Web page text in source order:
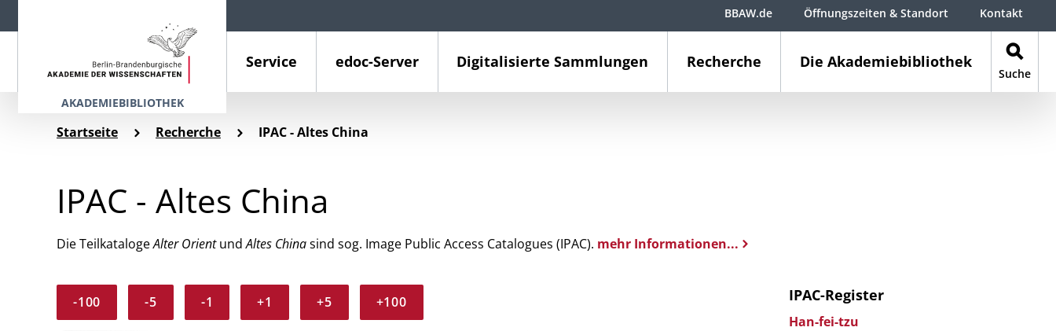
AKADEMIEBIBLIOTHEK
Service edoc-Server Digitalisierte Sammlungen Recherche Die Akademiebibliothek
Suche
BBAW.de Öffnungszeiten & Standort Kontakt
Startseite Recherche IPAC - Altes China
IPAC - Altes China
Die TeilkatalogeAlter OrientundAltes Chinasind sog. Image Public Access Catalogues (IPAC). mehr Informationen...
-100 -5 -1 +1 +5 +100 IPAC-Register
Han-fei-tzu